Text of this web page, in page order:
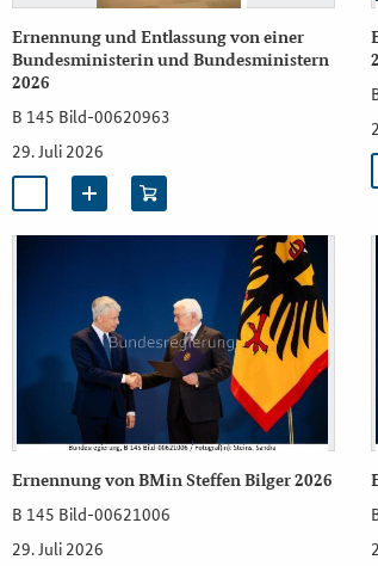
Ernennung und Entlassung von einer
Bundesministerin und Bundesministern
2026
B 145 Bild-00620963
29. Juli 2026
Ernennung von BMin Steffen Bilger 2026
B 145 Bild-00621006
29. Juli 2026